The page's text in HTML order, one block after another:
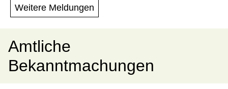
Weitere Meldungen
Amtliche
Bekanntmachungen